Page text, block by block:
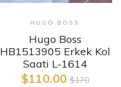
HUGO BOSS
Hugo Boss
HB1513905 Erkek Kol
Saati L-1614
$110.00$170